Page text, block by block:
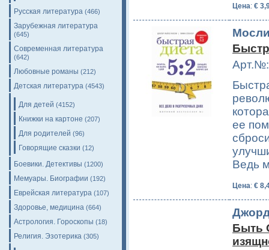
Русская литература (466)
Зарубежная литература
(645)
Современная литература
(642)
Любовные романы (212)
Детская литература (4543)
Для детей (4152)
Книжки на картоне (207)
Для родителей (96)
Говорящие сказки (12)
Боевики. Детективы (1200)
Мемуары. Биографии (192)
Еврейская литература (107)
Здоровье, медицина (664)
Астрология. Гороскопы (18)
Религия. Эзотерика (305)
Цена: €
ее
Ведь
Цена: €
Быть